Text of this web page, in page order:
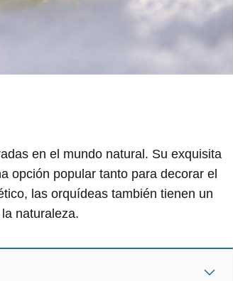
en el mundo natural. Su exquisita
opción popular tanto para decorar el
las orquídeas también tienen un
naturaleza.